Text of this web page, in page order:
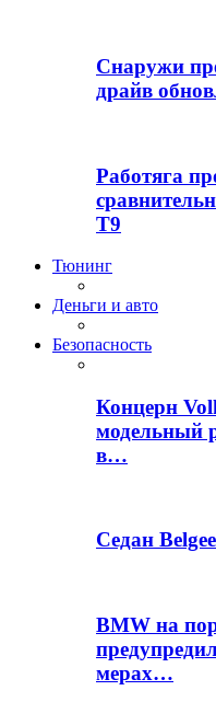
Снаружи
драйв
Работяга
T9
Тюнинг
Деньги и авто
Безопасность
Концерн
модельный
в…
Седан
BMW на
мерах…